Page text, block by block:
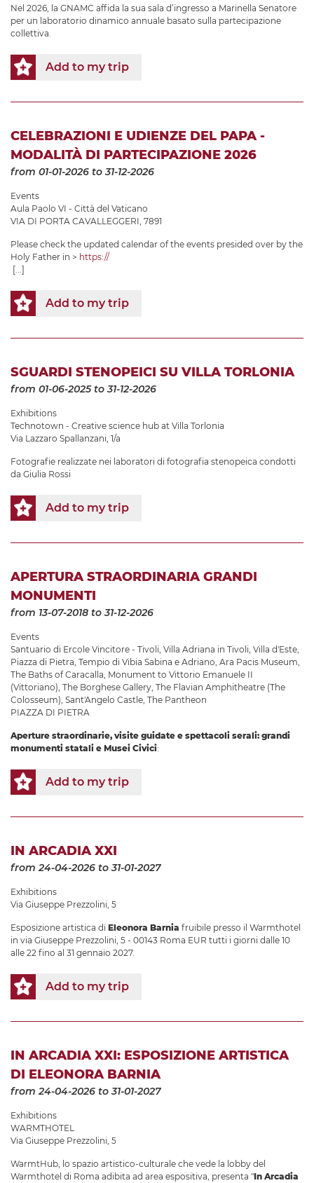
Nel 2026, la GNAMC affida la sua sala d’ingresso a Marinella Senatore
per un laboratorio dinamico annuale basato sulla partecipazione
collettiva.
Add to my trip
CELEBRAZIONI E UDIENZE DEL PAPA -
MODALITÀ DI PARTECIPAZIONE 2026
from 01-01-2026 to 31-12-2026
Events
Aula Paolo VI - Città del Vaticano
VIA DI PORTA CAVALLEGGERI, 7891
Please check the updated calendar of the events presided over by the
Holy Father in > https://
[...]
Add to my trip
SGUARDI STENOPEICI SU VILLA TORLONIA
from 01-06-2025to 31-12-2026
Exhibitions
Technotown - Creative science hub at Villa Torlonia
Via Lazzaro Spallanzani, 1/a
Fotografie realizzate nei laboratori di fotografia stenopeica condotti
da Giulia Rossi
Add to my trip
APERTURA STRAORDINARIA GRANDI
MONUMENTI
from 13-07-2018 to 31-12-2026
Events
Santuario di Ercole Vincitore - Tivoli, Villa Adriana in Tivoli, Villa d'Este,
Piazza di Pietra, Tempio di Vibia Sabina e Adriano, Ara Pacis Museum,
The Baths of Caracalla, Monument to Vittorio Emanuele II
(Vittoriano), The Borghese Gallery, The Flavian Amphitheatre (The
Colosseum), Sant'Angelo Castle, The Pantheon
PIAZZA DI PIETRA
Aperture straordinarie, visite guidate e spettacoli serali: grandi
monumenti statali e Musei Civici:
Add to my trip
IN ARCADIA XXI
from 24-04-2026 to 31-01-2027
Exhibitions
Via Giuseppe Prezzolini, 5
Esposizione artistica di Eleonora Barnia fruibile presso il Warmthotel
in via Giuseppe Prezzolini, 5 - 00143 Roma EUR tutti i giorni dalle 10
alle 22 fino al 31 gennaio 2027.
Add to my trip
IN ARCADIA XXI: ESPOSIZIONE ARTISTICA
DI ELEONORA BARNIA
from 24-04-2026 to 31-01-2027
Exhibitions
WARMTHOTEL
Via Giuseppe Prezzolini, 5
WarmtHub, lo spazio artistico-culturale che vede la lobby del
Warmthotel di Roma adibita ad area espositiva, presenta "In Arcadia